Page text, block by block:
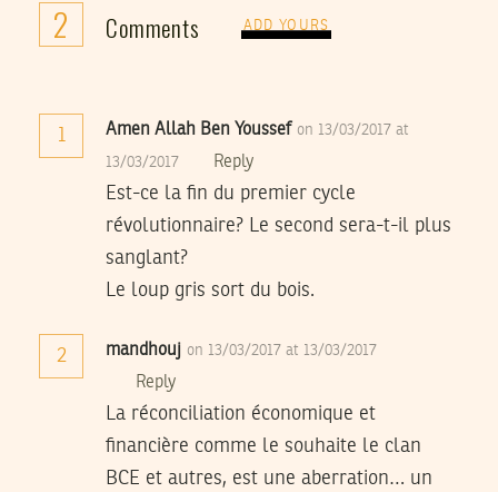
2 Comments ADD YOURS
1 Amen Allah Ben Youssef on 13/03/2017 at
13/03/2017 Reply
Est-ce la fin du premier cycle
révolutionnaire? Le second sera-t-il plus
sanglant?
Le loup gris sort du bois.
2 mandhouj on 13/03/2017 at 13/03/2017
Reply
La réconciliation économique et
financière comme le souhaite le clan
BCE et autres, est une aberration… un